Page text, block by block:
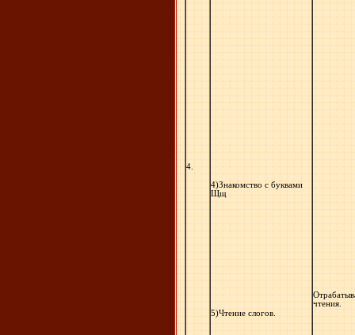
4.
4)Знакомство с буквами
Щщ
5)Чтение слогов.
чтения.